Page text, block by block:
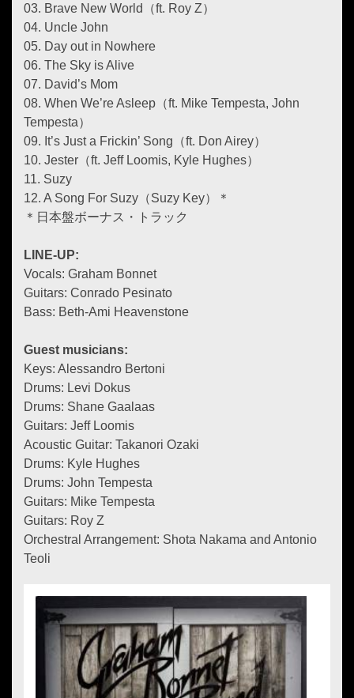
03. Brave New World（ft. Roy Z）
04. Uncle John
05. Day out in Nowhere
06. The Sky is Alive
07. David’s Mom
08. When We’re Asleep（ft. Mike Tempesta, John
Tempesta）
09. It’s Just a Frickin’ Song（ft. Don Airey）
10. Jester（ft. Jeff Loomis, Kyle Hughes）
11. Suzy
12. A Song For Suzy（Suzy Key）＊
＊日本盤ボーナス・トラック
LINE-UP:
Vocals: Graham Bonnet
Guitars: Conrado Pesinato
Bass: Beth-Ami Heavenstone
Guest musicians:
Keys: Alessandro Bertoni
Drums: Levi Dokus
Drums: Shane Gaalaas
Guitars: Jeff Loomis
Acoustic Guitar: Takanori Ozaki
Drums: Kyle Hughes
Drums: John Tempesta
Guitars: Mike Tempesta
Guitars: Roy Z
Orchestral Arrangement: Shota Nakama and Antonio
Teoli